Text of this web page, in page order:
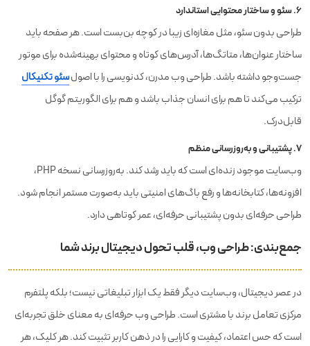
۶. سئو و ساختار محتوایی استاندارد
طراحی بدون سئو، مثل مغازه‌ای زیبا در کوچه بن‌بست است. هر صفحه باید
ساختار عنوان‌ها، متاتگ‌ها، آدرس‌های کوتاه و محتوای بهینه‌شده برای موتور
جست‌وجو داشته باشد. طراحی وب مدرن، کدنویسی را با اصولسئو تکنیکال
ترکیب می‌کند تا هم برای انسان جذاب باشد و هم برای الگوریتم گوگل
قابل‌درک.
۷. پشتیبانی و به‌روزرسانی منظم
وب‌سایت موجود زنده‌ای است که باید رشد کند. به‌روزرسانی نسخه PHP،
افزونه‌ها، کتابخانه‌ها و رفع باگ‌های امنیتی باید به‌صورت مستمر انجام شود.
طراحی حرفه‌ای بدون پشتیبانی حرفه‌ای، عمر کوتاهی دارد.
جمع‌بندی: طراحی وب، قلب تحول دیجیتال برند شما
در عصر دیجیتال، وب‌سایت دیگر فقط یک ابزار تبلیغاتی نیست؛ بلکه پلتفرم
مرکزی تعامل برند با مشتری است. طراحی وب حرفه‌ای به معنای خلق تجربه‌ای
است که حس اعتماد، کیفیت و کارایی را در ذهن کاربر تثبیت کند. هر کلیک، هر